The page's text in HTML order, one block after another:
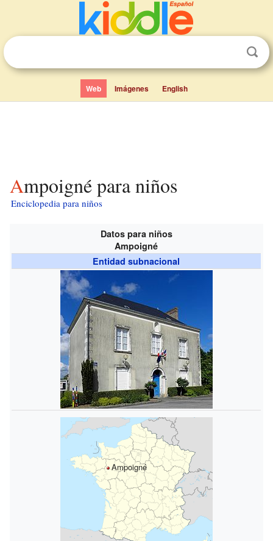
Web Imágenes English
Ampoigné para niños
Enciclopedia para niños
Datos para niños
Ampoigné
Entidad subnacional
Ampoigné